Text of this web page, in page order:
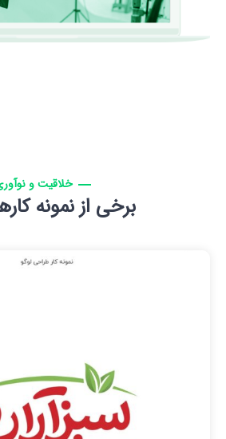
خلاقیت و
برخی از نمونه